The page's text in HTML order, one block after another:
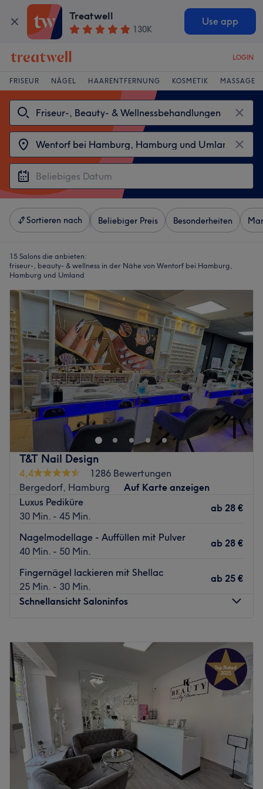
Treatwell
130K
Use app
LOGIN
FRISEUR NÄGEL HAARENTFERNUNG KOSMETIK MASSAGE
Sortieren nach Beliebiger Preis Besonderheiten
15 Salons die anbieten:
friseur-, beauty- & wellness in der Nähe von Wentorf bei Hamburg,
Hamburg und Umland
T&T Nail Design
4,4
1286 Bewertungen
Bergedorf, Hamburg
Auf Karte anzeigen
Luxus Pediküre
30 Min. - 45 Min.
ab 28 €
Nagelmodellage - Auffüllen mit Pulver
40 Min. - 50 Min.
ab 28 €
Fingernägel lackieren mit Shellac
25 Min. - 30 Min.
ab 25 €
Schnellansicht Saloninfos
Dienstag
19:00
Mittwoch
19:00
Donnerstag
09:00 –19:00
Freitag
09:00 – 19:00
Samstag
09:00
Sonntag
Geschlossen
Deine Nägel in den besten Händen! Begib dich zu echten
Nagelprofis in das Studio T&T Nail Design in die
Bergedorfer Straße 150 und entspanne in unmittelbarer